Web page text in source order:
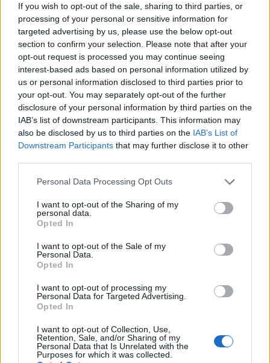
If you wish to opt-out of the sale, sharing to third parties, or
processing of your personal or sensitive information for
targeted advertising by us, please use the below opt-out
section to confirm your selection. Please note that after your
opt-out request is processed you may continue seeing
interest-based ads based on personal information utilized by
us or personal information disclosed to third parties prior to
your opt-out. You may separately opt-out of the further
disclosure of your personal information by third parties on the
IAB’s list of downstream participants. This information may
also be disclosed by us to third parties on the IAB’s List of
Downstream Participants that may further disclose it to other
Please note that this website/app uses one or more Google
not limited to your visit or usage behaviour. You may click to
grant or deny consent to Google and its third-party tags to
use your data for below specified purposes in below Google
consent section.
Personal Data Processing Opt Outs
I want to opt-out of the Sharing of my
personal data.
Opted In
I want to opt-out of the Sale of my
Personal Data.
Opted In
I want to opt-out of processing my
Personal Data for Targeted Advertising.
Opted In
I want to opt-out of Collection, Use,
Retention, Sale, and/or Sharing of my
Personal Data that Is Unrelated with the
Purposes for which it was collected.
CHI SI FA CHI
silenzi nella coppia
Scopri tre cause psicologiche dell'infedeltà e strumenti pratici
— dalla terapia alla biblioterapia — per ricostruire fiducia e
dialogo
AiAdhubMedia · 18 Mar 2026
PEOPLE NEWS